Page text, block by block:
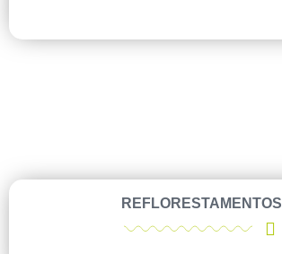
REFLORESTAMENTOS